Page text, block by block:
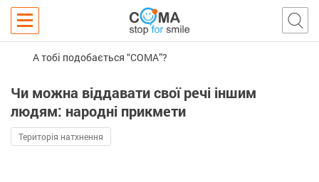
А тобі подобається “COMA”?
Чи можна віддавати свої речі іншим
людям: народні прикмети
Територія натхнення